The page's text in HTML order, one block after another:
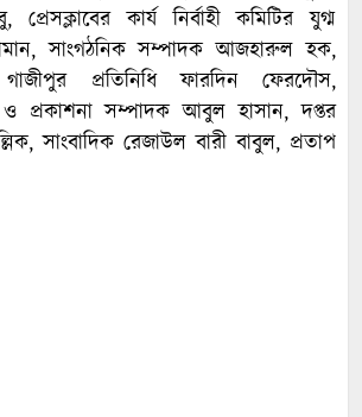
কার্য নির্বাহী কমিটির যুগ্ম
সাংগঠনিক সম্পাদক আজহারুল হক,
প্রতিনিধি ফারদিন ফেরদৌস,
ও প্রকাশনা সম্পাদক আবুল হাসান, দপ্তর
সাংবাদিক রেজাউল বারী বাবুল, প্রতাপ